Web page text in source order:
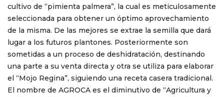
cultivo de “pimienta palmera”, la cual es meticulosamente
seleccionada para obtener un óptimo aprovechamiento
de la misma. De las mejores se extrae la semilla que dará
lugar a los futuros plantones. Posteriormente son
sometidas a un proceso de deshidratación, destinando
una parte a su venta directa y otra se utiliza para elaborar
el “Mojo Regina”, siguiendo una receta casera tradicional.
El nombre de AGROCA es el diminutivo de “Agricultura y